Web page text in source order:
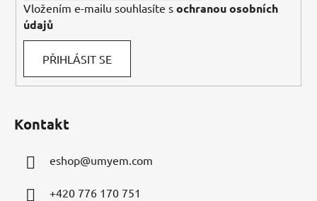
Vložením e-mailu souhlasíte s ochranou osobních
údajů
PŘIHLÁSIT SE
Kontakt
eshop@umyem.com
+420 776 170 751